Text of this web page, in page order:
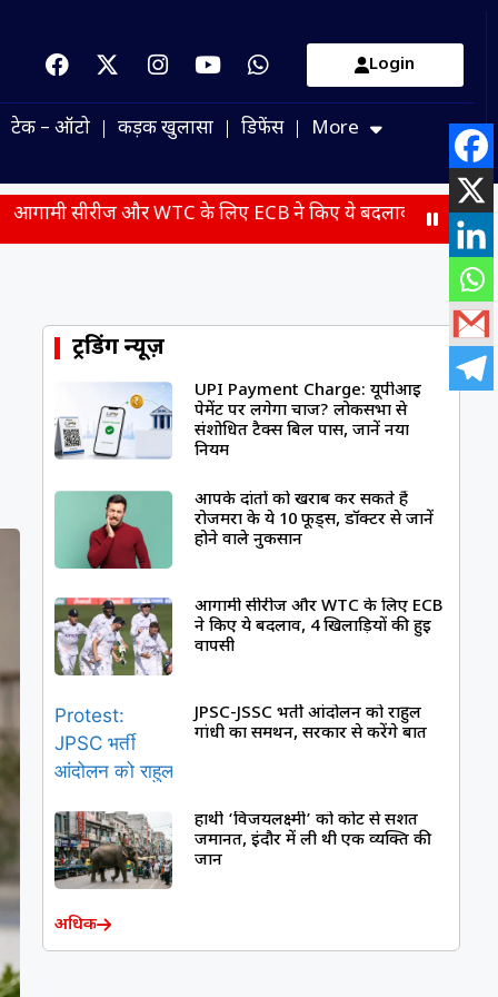
Login
टेक – ऑटो कड़क खुलासा डिफेंस More
WTC के लिए ECB ने किए ये बदलाव, 4 खिलाड़ियों की हुई वापसी
ट्रेंडिंग न्यूज़
UPI Payment Charge: यूपीआई
पेमेंट पर लगेगा चार्ज? लोकसभा से
संशोधित टैक्स बिल पास, जानें नया
नियम
आपके दांतों को खराब कर सकते हैं
रोजमर्रा के ये 10 फूड्स, डॉक्टर से जानें
होने वाले नुकसान
आगामी सीरीज और WTC के लिए ECB
ने किए ये बदलाव, 4 खिलाड़ियों की हुई
वापसी
JPSC-JSSC भर्ती आंदोलन को राहुल
गांधी का समर्थन, सरकार से करेंगे बात
हाथी ‘विजयलक्ष्मी’ को कोर्ट से सशर्त
जमानत, इंदौर में ली थी एक व्यक्ति की
जान
अधिक